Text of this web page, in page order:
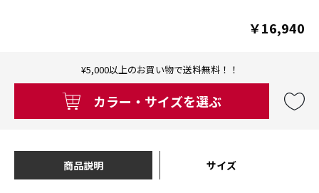
￥16,940
¥5,000以上のお買い物で送料無料！！
カラー・サイズを選ぶ
商品説明 サイズ